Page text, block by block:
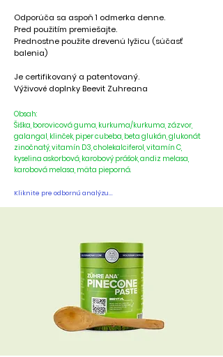
Odporúča sa aspoň 1 odmerka denne.
Pred použitím premiešajte.
Prednostne použite drevenú lyžicu (súčasť
balenia)
Je certifikovaný a patentovaný.
Výživové doplnky Beevit Zuhreana
Obsah:
Šiška, borovicová guma, kurkuma/kurkuma, zázvor,
galangal, klinček, piper cubeba, beta glukán, glukonát
zinočnatý, vitamín D3, cholekalciferol, vitamín C,
kyselina askorbová, karobový prášok, andiz melasa,
karobová melasa, mäta pieporná.
Kliknite pre odbornú analýzu...